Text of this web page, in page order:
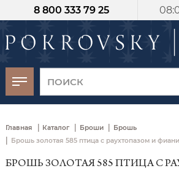
8 800 333 79 25
Главная | Каталог | Броши | Брошь
| Брошь золотая 585 птица с раухтопазом и
БРОШЬ ЗОЛОТАЯ 585 ПТИЦА С
-30%
от 15 дней с
момента оплаты